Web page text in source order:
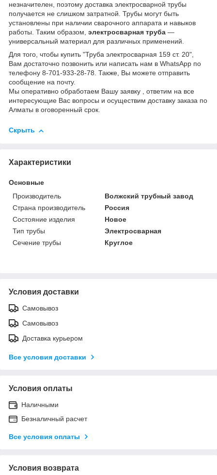
незначителен, поэтому доставка электросварной трубы
получается не слишком затратной. Трубы могут быть
установлены при наличии сварочного аппарата и навыков
работы. Таким образом, электросварная труба —
универсальный материал для различных применений.
Для того, чтобы купить "Труба электросварная 159 ст. 20",
Вам достаточно позвонить или написать нам в WhatsApp по
телефону 8-701-933-28-78. Также, Вы можете отправить
сообщение на почту.
Мы оперативно обработаем Вашу заявку , ответим на все
интересующие Вас вопросы и осуществим доставку заказа по
Алматы в оговоренный срок.
Скрыть
Характеристики
Основные
Производитель
Волжский трубный завод
Страна производитель
Россия
Состояние изделия
Новое
Тип трубы
Электросварная
Сечение трубы
Круглое
Условия доставки
Самовывоз
Самовывоз
Доставка курьером
Все условия доставки
Условия оплаты
Наличными
Безналичный расчет
Все условия оплаты
Условия возврата